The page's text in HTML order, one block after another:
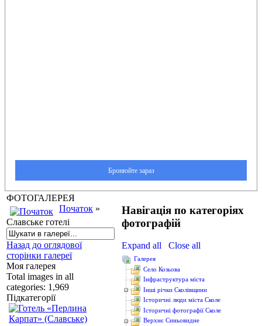
ФОТОГАЛЕРЕЯ
Початок »
Славське готелі
Назад до оглядової
сторінки галереї
Моя галерея
Total images in all
categories: 1,969
Підкатегорії
Навігація по категоріях
фотографій
Expand all Close all
Галерея
Cело Козьова
Інфраструктура міста
Інші річки Сколівщини
Історичні люди міста Сколе
Історичні фотографії Сколе
Верхнє Синьовидне